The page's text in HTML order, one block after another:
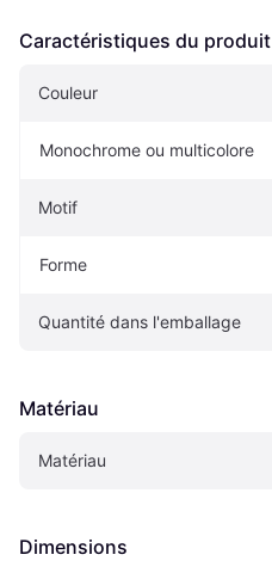
Caractéristiques du produit
Couleur
Monochrome ou multicolore
Motif
Forme
Quantité dans l'emballage
Matériau
Matériau
Dimensions